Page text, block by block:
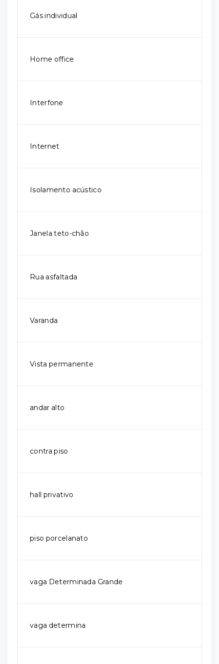
Gás individual
Home office
Interfone
Internet
Isolamento acústico
Janela teto-chão
Rua asfaltada
Varanda
Vista permanente
andar alto
contra piso
hall privativo
piso porcelanato
vaga Determinada Grande
vaga determina